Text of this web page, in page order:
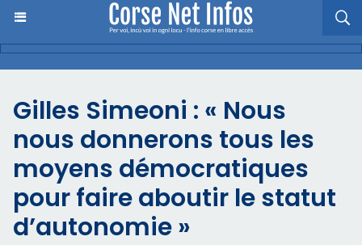
Gilles Simeoni : « Nous
nous donnerons tous les
moyens démocratiques
pour faire aboutir le statut
d’autonomie »